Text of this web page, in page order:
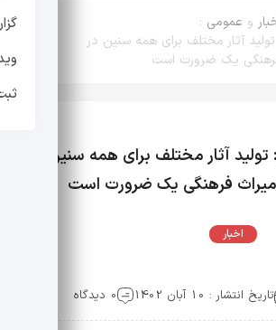
و عمومی :
آثار مختلف برای همه سنین در
یک ضرورت است
آثار مختلف برای همه سنین در
میراث فرهنگی یک ضرورت است
اخبار
تاریخ انتشار : 10 آبان 1402 0 دیدگاه